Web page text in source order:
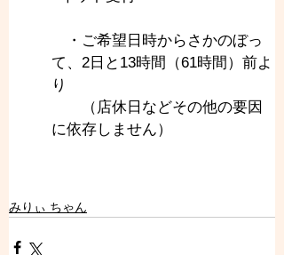
・ご希望日時からさかのぼっ
て、2日と13時間（61時間）前よ
り
（店休日などその他の要因
に依存しません）
みりぃ ちゃん